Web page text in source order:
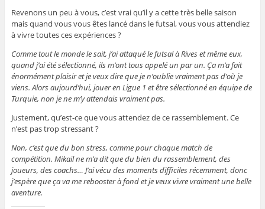
Revenons un peu à vous, c’est vrai qu’il y a cette très belle saison
mais quand vous vous êtes lancé dans le futsal, vous vous attendiez
à vivre toutes ces expériences ?
Comme tout le monde le sait, j’ai attaqué le futsal à Rives et même eux,
quand j’ai été sélectionné, ils m’ont tous appelé un par un. Ça m’a fait
énormément plaisir et je veux dire que je n’oublie vraiment pas d’où je
viens. Alors aujourd’hui, jouer en Ligue 1 et être sélectionné en équipe de
Turquie, non je ne m’y attendais vraiment pas.
Justement, qu’est-ce que vous attendez de ce rassemblement. Ce
n’est pas trop stressant ?
Non, c’est que du bon stress, comme pour chaque match de
compétition. Mikail ne m’a dit que du bien du rassemblement, des
joueurs, des coachs… J’ai vécu des moments difficiles récemment, donc
j’espère que ça va me rebooster à fond et je veux vivre vraiment une belle
aventure.